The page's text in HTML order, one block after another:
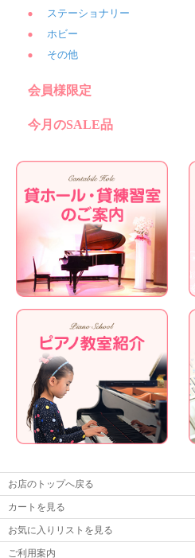
ステーショナリー
ホビー
その他
会員様限定
今月のSALE品
お店のトップへ戻る
カートを見る
お気に入りリストを見る
ご利用案内